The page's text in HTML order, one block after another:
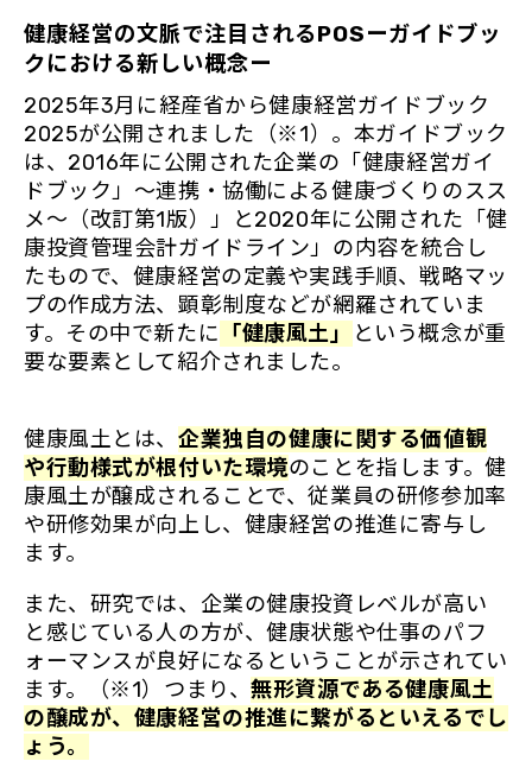
健康経営の文脈で注目されるPOSーガイドブッ
クにおける新しい概念ー
2025年3月に経産省から健康経営ガイドブック
2025が公開されました（※1）。本ガイドブック
は、2016年に公開された企業の「健康経営ガイ
ドブック」～連携・協働による健康づくりのスス
メ～（改訂第1版）」と2020年に公開された「健
康投資管理会計ガイドライン」の内容を統合し
たもので、健康経営の定義や実践手順、戦略マッ
プの作成方法、顕彰制度などが網羅されていま
す。その中で新たに 「健康風土」
という概念が重
要な要素として紹介されました。
健康風土とは、企業独自の健康に関する価値観
や行動様式が根付いた環境のことを指します。健
康風土が醸成されることで、従業員の研修参加率
や研修効果が向上し、健康経営の推進に寄与し
ます。
また、研究では、企業の健康投資レベルが高い
と感じている人の方が、健康状態や仕事のパフ
ォーマンスが良好になるということが示されてい
ます。（※1）つまり、無形資源である健康風土
の醸成が、健康経営の推進に繋がるといえるでし
ょう。